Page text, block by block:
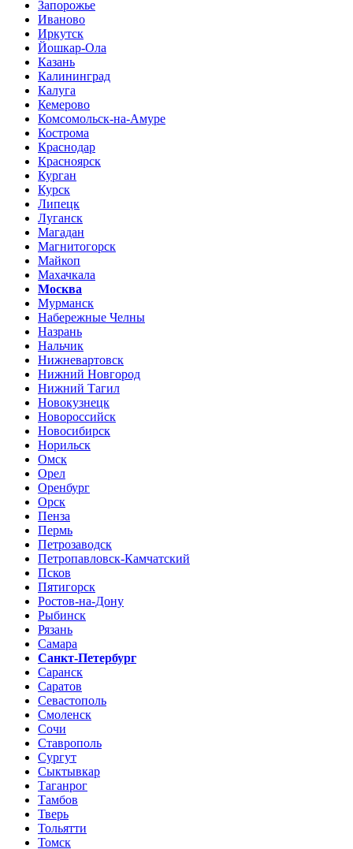
Запорожье
Иваново
Иркутск
Йошкар-Ола
Казань
Калининград
Калуга
Кемерово
Комсомольск-на-Амуре
Кострома
Краснодар
Красноярск
Курган
Курск
Липецк
Луганск
Магадан
Магнитогорск
Майкоп
Махачкала
Москва
Мурманск
Набережные Челны
Назрань
Нальчик
Нижневартовск
Нижний Новгород
Нижний Тагил
Новокузнецк
Новороссийск
Новосибирск
Норильск
Омск
Орел
Оренбург
Орск
Пенза
Пермь
Петрозаводск
Петропавловск-Камчатский
Псков
Пятигорск
Ростов-на-Дону
Рыбинск
Рязань
Самара
Санкт-Петербург
Саранск
Саратов
Севастополь
Смоленск
Сочи
Ставрополь
Сургут
Сыктывкар
Таганрог
Тамбов
Тверь
Тольятти
Томск